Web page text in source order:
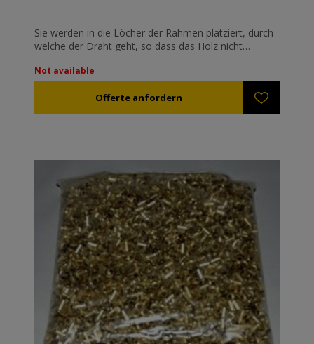
Sie werden in die Löcher der Rahmen platziert, durch
welche der Draht geht, so dass das Holz nicht
Gewicht der Bienenwabe tendiert der Draht in das
die Bienenwabe ist zerstört.
Not available